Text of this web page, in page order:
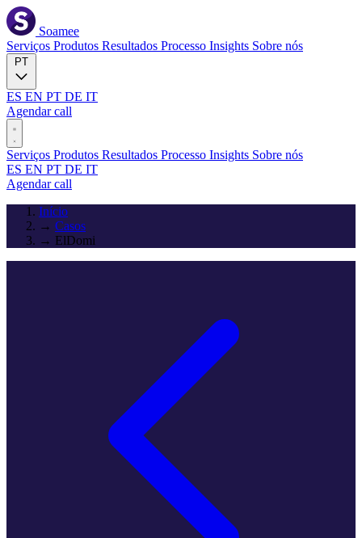
Soamee
Serviços Produtos Resultados Processo Insights Sobre nós
ES EN PT DE IT
Agendar call
Serviços Produtos Resultados Processo Insights Sobre nós
ES EN PT DE IT
Agendar call
Início
→ Casos
→ ElDomi